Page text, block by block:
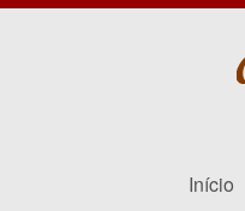
Início